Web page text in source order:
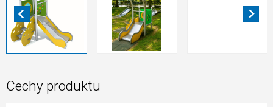
Cechy produktu